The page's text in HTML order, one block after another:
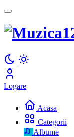
Logare
Acasa
Categorii
Albume